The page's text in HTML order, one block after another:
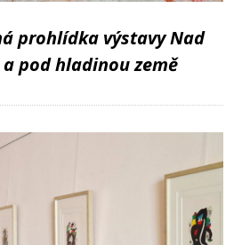
prohlídka výstavy Nad
pod hladinou země